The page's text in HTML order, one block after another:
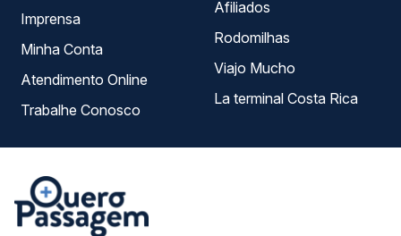
Imprensa
Minha Conta
Atendimento Online
Trabalhe Conosco
Afiliados
Rodomilhas
Viajo Mucho
La terminal Costa Rica